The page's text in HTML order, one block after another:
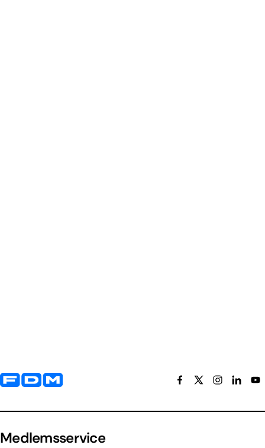
Yderligere information og kontaktoplysninger
Medlemsservice